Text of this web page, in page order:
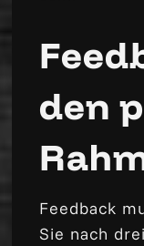
den
Feedback
Sie nach